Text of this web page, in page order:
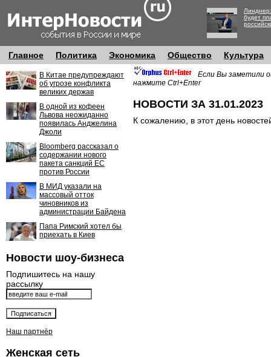
будет
Главное Политика Экономика Общество Культура
В Китае предупреждают
об угрозе конфликта
великих держав
В одной из кофеен
Львова неожиданно
появилась Анджелина
Джоли
Bloomberg рассказал о
содержании нового
пакета санкций ЕС
против России
В МИД указали на
массовый отток
чиновников из
администрации Байдена
Папа Римский хотел бы
приехать в Киев
Новости шоу-бизнеса
Подпишитесь на нашу
рассылку
Наш партнёр
Женская сеть
Если Вы заметили
нажмите Ctrl+Enter
НОВОСТИ ЗА 31.01.2023
К сожалению, в этот день